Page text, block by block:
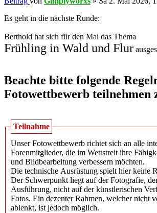
Es geht in die nächste Runde:
Berthold hat sich für den Mai das Thema
Frühling in Wald und Flur
Beachte bitte folgende
Fotowettbewerb teilnehmen
Teilnahme
Unser Fotowettbewerb richtet sich an alle
Forenmitglieder, die im Wettstreit ihre
und Bildbearbeitung verbessern möchten.
Die technische Ausrüstung spielt hier keine
Der Schwerpunkt liegt auf der Fotografie,
Ausführung, nicht auf der künstlerischen
Fotos. Ein dezenter Rahmen, welcher nicht
ablenkt, ist jedoch möglich.